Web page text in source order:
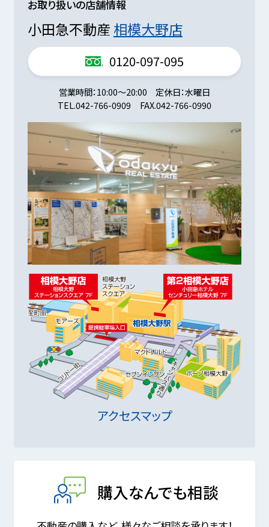
お取り扱いの店舗情報
小田急不動産 相模大野店
0120-097-095
営業時間 10:00～20:00 定休日 水曜日
TEL.042-766-0909 FAX.042-766-0990
アクセスマップ
購入なんでも相談